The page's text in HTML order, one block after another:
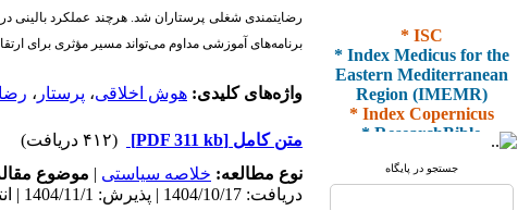
* ISC
* Index Medicus for the
Eastern Mediterranean
Region (IMEMR)
* Index Copernicus
* ResearchBible
* I2OR
* ROAD
جستجو در پایگاه
رضایتمندی شغلی پرستاران شد. هرچند عملکرد بالینی
برنامه‌های آموزشی مداوم می‌تواند مسیر مؤثری برای
واژه‌های کلیدی: هوش اخلاقی، پرستار ،
متن کامل [PDF 311 kb]
(۴۱۲ دریافت)
نوع مطالعه: خلاصه سیاستی | موضوع
دریافت: 1404/10/17 | پذیرش: 1404/11/1 | انتشار: 1404/11/10